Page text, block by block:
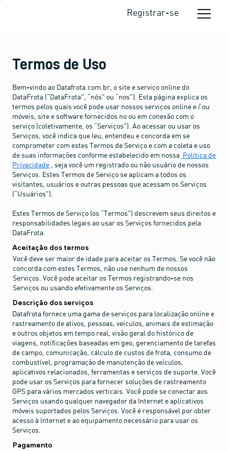
Registrar-se
Termos de Uso
Bem-vindo ao Datafrota.com.br, o site e serviço online do
DataFrota (“DataFrota”, “nós” ou “nos”). Esta página explica os
termos pelos quais você pode usar nossos serviços online e / ou
móveis, site e software fornecidos no ou em conexão com o
serviço (coletivamente, os “Serviços”). Ao acessar ou usar os
Serviços, você indica que leu, entendeu e concorda em se
comprometer com estes Termos de Serviço e com a coleta e uso
de suas informações conforme estabelecido em nossa Política de
Privacidade, seja você um registrado ou não usuário de nossos
Serviços. Estes Termos de Serviço se aplicam a todos os
visitantes, usuários e outras pessoas que acessam os Serviços
(“Usuários”).
Estes Termos de Serviço (os “Termos”) descrevem seus direitos e
responsabilidades legais ao usar os Serviços fornecidos pela
DataFrota.
Aceitação dos termos
Você deve ser maior de idade para aceitar os Termos. Se você não
concorda com estes Termos, não use nenhum de nossos
Serviços. Você pode aceitar os Termos registrando-se nos
Serviços ou usando efetivamente os Serviços.
Descrição dos serviços
Datafrota fornece uma gama de serviços para localização online e
rastreamento de ativos, pessoas, veículos, animais de estimação
e outros objetos em tempo real, visão geral do histórico de
viagens, notificações baseadas em geo, gerenciamento de tarefas
de campo, comunicação, cálculo de custos de frota, consumo de
combustível, programação de manutenção de veículos,
aplicativos relacionados, ferramentas e serviços de suporte. Você
pode usar os Serviços para fornecer soluções de rastreamento
GPS para vários mercados verticais. Você pode se conectar aos
Serviços usando qualquer navegador da Internet e aplicativos
móveis suportados pelos Serviços. Você é responsável por obter
acesso à Internet e ao equipamento necessário para usar os
Serviços.
Pagamento